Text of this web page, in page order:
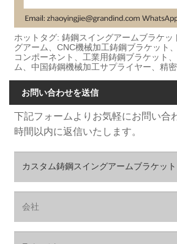
ホットタグ: 鋳鋼スイングアームブラケッ
グアーム、CNC機械加工鋳鋼ブラケット
コンポーネント、工業用鋳鋼ブラケット
ム、中国鋳鋼機械加工サプライヤー、精
お問い合わせを送信
下記フォームよりお気軽にお問い合
時間以内に返信いたします。